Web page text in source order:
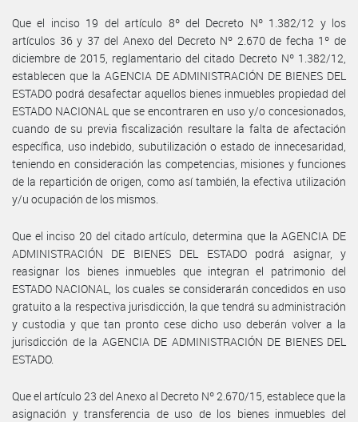
Que el inciso 19 del artículo 8º del Decreto Nº 1.382/12 y los
artículos 36 y 37 del Anexo del Decreto Nº 2.670 de fecha 1º de
diciembre de 2015, reglamentario del citado Decreto Nº 1.382/12,
establecen que la AGENCIA DE ADMINISTRACIÓN DE BIENES DEL
ESTADO podrá desafectar aquellos bienes inmuebles propiedad del
ESTADO NACIONAL que se encontraren en uso y/o concesionados,
cuando de su previa fiscalización resultare la falta de afectación
específica, uso indebido, subutilización o estado de innecesaridad,
teniendo en consideración las competencias, misiones y funciones
de la repartición de origen, como así también, la efectiva utilización
y/u ocupación de los mismos.
Que el inciso 20 del citado artículo, determina que la AGENCIA DE
ADMINISTRACIÓN DE BIENES DEL ESTADO podrá asignar, y
reasignar los bienes inmuebles que integran el patrimonio del
ESTADO NACIONAL, los cuales se considerarán concedidos en uso
gratuito a la respectiva jurisdicción, la que tendrá su administración
y custodia y que tan pronto cese dicho uso deberán volver a la
jurisdicción de la AGENCIA DE ADMINISTRACIÓN DE BIENES DEL
ESTADO.
Que el artículo 23 del Anexo al Decreto Nº 2.670/15, establece que la
asignación y transferencia de uso de los bienes inmuebles del